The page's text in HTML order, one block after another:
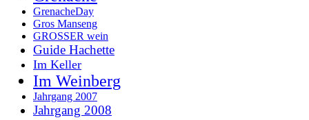
GrenacheDay
Gros Manseng
GROSSER wein
Guide Hachette
Im Keller
Im Weinberg
Jahrgang 2007
Jahrgang 2008